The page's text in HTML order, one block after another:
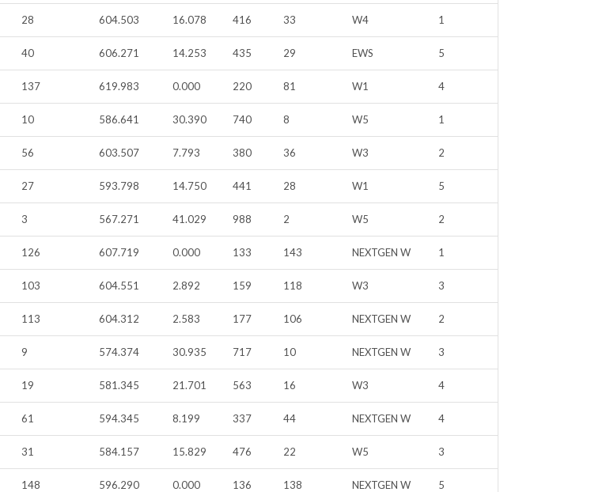
28 604.503 16.078 416 33 W4 1
40 606.271 14.253 435 29 EWS 5
137 619.983 0.000 220 81 W1 4
10 586.641 30.390 740 8 W5 1
56 603.507 7.793 380 36 W3 2
27 593.798 14.750 441 28 W1 5
3 567.271 41.029 988 2 W5 2
126 607.719 0.000 133 143 NEXTGEN W 1
103 604.551 2.892 159 118 W3 3
113 604.312 2.583 177 106 NEXTGEN W 2
9 574.374 30.935 717 10 NEXTGEN W 3
19 581.345 21.701 563 16 W3 4
61 594.345 8.199 337 44 NEXTGEN W 4
31 584.157 15.829 476 22 W5 3
148 596.290 0.000 136 138 NEXTGEN W 5